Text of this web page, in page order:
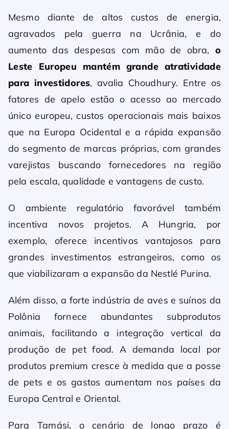
Mesmo diante de altos custos de energia,
agravados pela guerra na Ucrânia, e do
aumento das despesas com mão de obra, o
Leste Europeu mantém grande atratividade
para investidores, avalia Choudhury. Entre os
fatores de apelo estão o acesso ao mercado
único europeu, custos operacionais mais baixos
que na Europa Ocidental e a rápida expansão
do segmento de marcas próprias, com grandes
varejistas buscando fornecedores na região
pela escala, qualidade e vantagens de custo.
O ambiente regulatório favorável também
incentiva novos projetos. A Hungria, por
exemplo, oferece incentivos vantajosos para
grandes investimentos estrangeiros, como os
que viabilizaram a expansão da Nestlé Purina.
Além disso, a forte indústria de aves e suínos da
Polônia fornece abundantes subprodutos
animais, facilitando a integração vertical da
produção de pet food. A demanda local por
produtos premium cresce à medida que a posse
de pets e os gastos aumentam nos países da
Europa Central e Oriental.
Para Tamási, o cenário de longo prazo é